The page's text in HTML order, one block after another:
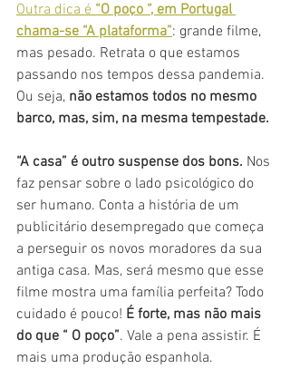
Outra dica é “O poço “, em Portugal
chama-se “A plataforma”: grande filme,
mas pesado. Retrata o que estamos
passando nos tempos dessa pandemia.
Ou seja, não estamos todos no mesmo
barco, mas, sim, na mesma tempestade.
“A casa” é outro suspense dos bons. Nos
faz pensar sobre o lado psicológico do
ser humano. Conta a história de um
publicitário desempregado que começa
a perseguir os novos moradores da sua
antiga casa. Mas, será mesmo que esse
filme mostra uma família perfeita? Todo
cuidado é pouco! É forte, mas não mais
do que “ O poço”. Vale a pena assistir. É
mais uma produção espanhola.